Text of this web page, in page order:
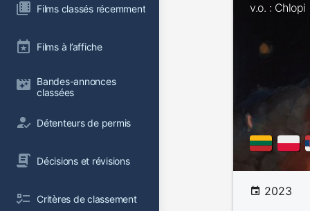
Films classés récemment
Films à l’affiche
Bandes-annonces
classées
Détenteurs de permis
Décisions et révisions
Critères de classement
v.o. : Chlopi
2023